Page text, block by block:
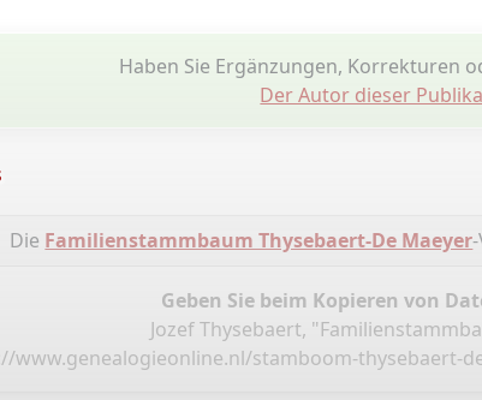
Haben Sie Ergänzungen, Korrekturen
Der Autor dieser
Die Familienstammbaum Thysebaert-De Maeyer
Geben Sie beim Kopieren von
Jozef Thysebaert,
www.genealogieonline.nl/stamboom-thysebaert-